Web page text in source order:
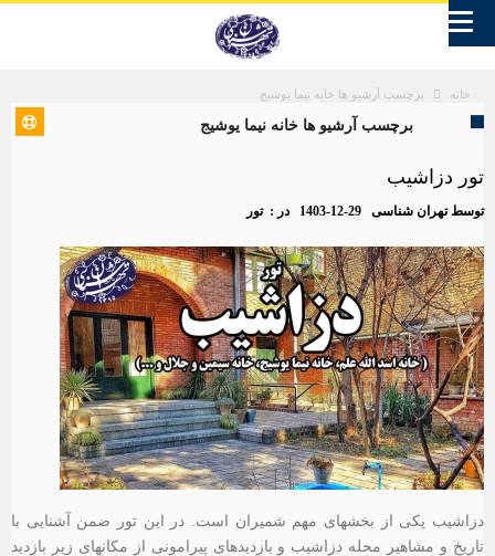
خانه برچسب آرشیو ها خانه نیما یوشیج
برچسب آرشیو ها خانه نیما یوشیج
تور دزاشیب
توسطتهران شناسی 1403-12-29 در :تور
دزاشیب یکی از بخشهای مهم شمیران است. در این تور ضمن آشنایی با
تاریخ و مشاهیر محله دزاشیب و بازدیدهای پیرامونی از مکانهای زیر بازدید